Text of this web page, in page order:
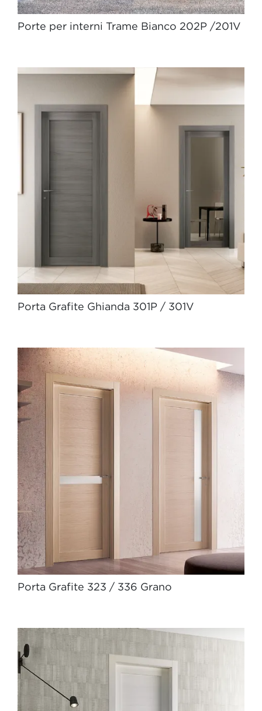
Porte per interni Trame Bianco 202P /201V
Porta Grafite Ghianda 301P / 301V
Porta Grafite 323 / 336 Grano